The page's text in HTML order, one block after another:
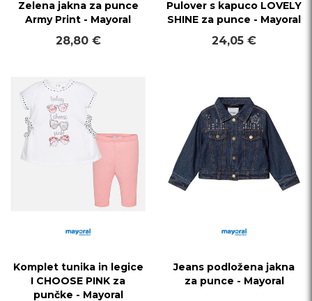
Zelena jakna za punce
Army Print - Mayoral
28,80 €
Pulover s kapuco LOVELY
SHINE za punce - Mayoral
24,05 €
Komplet tunika in legice
I CHOOSE PINK za
punčke - Mayoral
Jeans podložena jakna
za punce - Mayoral